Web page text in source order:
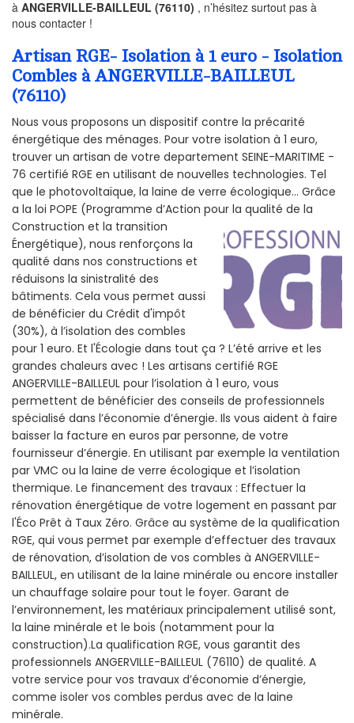
à ANGERVILLE-BAILLEUL (76110) , n’hésitez surtout pas à
nous contacter !
Artisan RGE- Isolation à 1 euro - Isolation
Combles à ANGERVILLE-BAILLEUL
(76110)
Nous vous proposons un dispositif contre la précarité
énergétique des ménages. Pour votre isolation à 1 euro,
trouver un artisan de votre departement SEINE-MARITIME -
76 certifié RGE en utilisant de nouvelles technologies. Tel
que le photovoltaïque, la laine de verre écologique... Grâce
a la loi POPE (Programme d’Action pour la qualité de la
Construction et la transition
Énergétique), nous renforçons la
qualité dans nos constructions et
réduisons la sinistralité des
bâtiments. Cela vous permet aussi
de bénéficier du Crédit d'impôt
(30%), à l’isolation des combles
pour 1 euro. Et l'Écologie dans tout ça ? L’été arrive et les
grandes chaleurs avec ! Les artisans certifié RGE
ANGERVILLE-BAILLEUL pour l’isolation à 1 euro, vous
permettent de bénéficier des conseils de professionnels
spécialisé dans l’économie d’énergie. Ils vous aident à faire
baisser la facture en euros par personne, de votre
fournisseur d’énergie. En utilisant par exemple la ventilation
par VMC ou la laine de verre écologique et l’isolation
thermique. Le financement des travaux : Effectuer la
rénovation énergétique de votre logement en passant par
l'Éco Prêt à Taux Zéro. Grâce au système de la qualification
RGE, qui vous permet par exemple d’effectuer des travaux
de rénovation, d’isolation de vos combles à ANGERVILLE-
BAILLEUL, en utilisant de la laine minérale ou encore installer
un chauffage solaire pour tout le foyer. Garant de
l’environnement, les matériaux principalement utilisé sont,
la laine minérale et le bois (notamment pour la
construction).La qualification RGE, vous garantit des
professionnels ANGERVILLE-BAILLEUL (76110) de qualité. A
votre service pour vos travaux d’économie d’énergie,
comme isoler vos combles perdus avec de la laine
minérale.